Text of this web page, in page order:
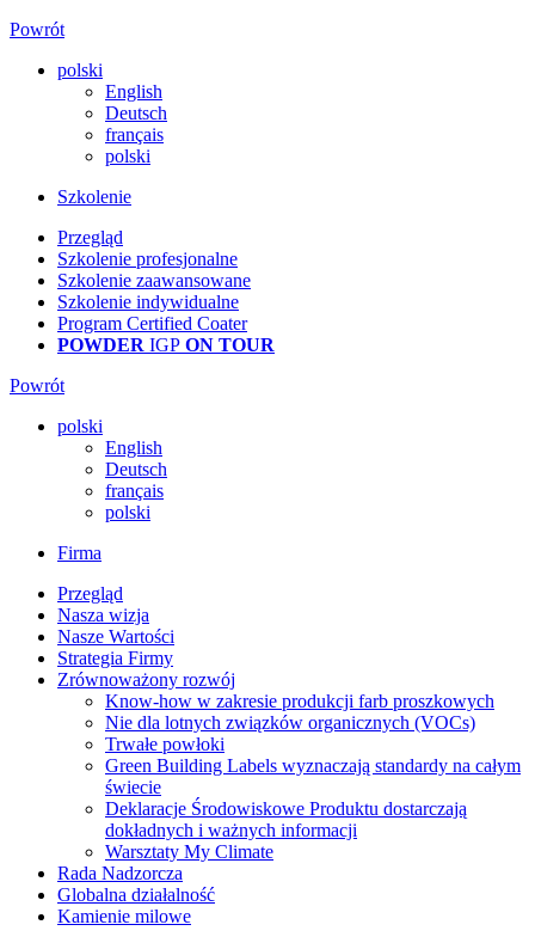
Powrót
polski
English
Deutsch
français
polski
Szkolenie
Przegląd
Szkolenie profesjonalne
Szkolenie zaawansowane
Szkolenie indywidualne
Program Certified Coater
POWDER IGP ON TOUR
Powrót
polski
English
Deutsch
français
polski
Firma
Przegląd
Nasza wizja
Nasze Wartości
Strategia Firmy
Zrównoważony rozwój
Know-how w zakresie produkcji farb proszkowych
Nie dla lotnych związków organicznych (VOCs)
Trwałe powłoki
Green Building Labels wyznaczają standardy na całym
świecie
Deklaracje Środowiskowe Produktu dostarczają
dokładnych i ważnych informacji
Warsztaty My Climate
Rada Nadzorcza
Globalna działalność
Kamienie milowe